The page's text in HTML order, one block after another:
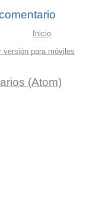
Inicio
versión para móviles
(Atom)